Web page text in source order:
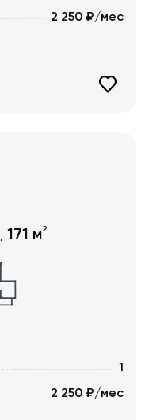
2 250 ₽/мес
171 м2
1
2 250 ₽/мес